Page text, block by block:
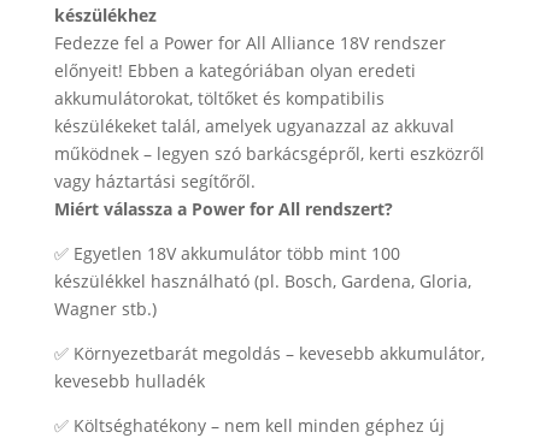
készülékhez
Fedezze fel a Power for All Alliance 18V rendszer
előnyeit! Ebben a kategóriában olyan eredeti
akkumulátorokat, töltőket és kompatibilis
készülékeket talál, amelyek ugyanazzal az akkuval
működnek – legyen szó barkácsgépről, kerti eszközről
vagy háztartási segítőről.
Miért válassza a Power for All rendszert?
✅ Egyetlen 18V akkumulátor több mint 100
készülékkel használható (pl. Bosch, Gardena, Gloria,
Wagner stb.)
✅ Környezetbarát megoldás – kevesebb akkumulátor,
kevesebb hulladék
✅ Költséghatékony – nem kell minden géphez új